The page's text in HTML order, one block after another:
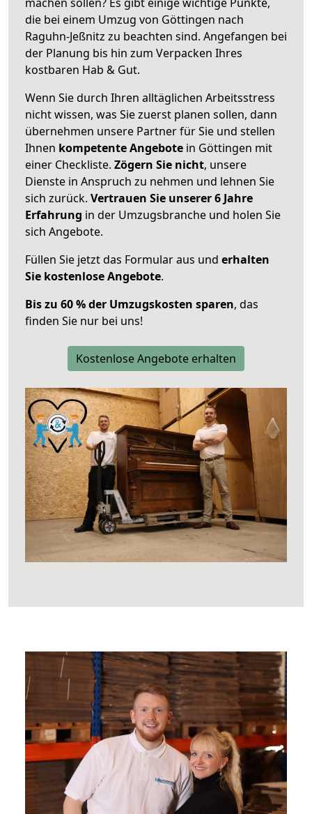
die bei einem Umzug von Göttingen nach
Raguhn-Jeßnitz zu beachten sind. Angefangen bei
der Planung bis hin zum Verpacken Ihres
kostbaren Hab & Gut.
Wenn Sie durch Ihren alltäglichen Arbeitsstress
nicht wissen, was Sie zuerst planen sollen, dann
übernehmen unsere Partner für Sie und stellen
Ihnen kompetente Angebote in Göttingen mit
einer Checkliste. Zögern Sie nicht, unsere
Dienste in Anspruch zu nehmen und lehnen Sie
sich zurück. Vertrauen Sie unserer 6 Jahre
Erfahrung in der Umzugsbranche und holen Sie
sich Angebote.
Füllen Sie jetzt das Formular aus und erhalten
Sie kostenlose Angebote.
Bis zu 60 % der Umzugskosten sparen, das
finden Sie nur bei uns!
Kostenlose Angebote erhalten